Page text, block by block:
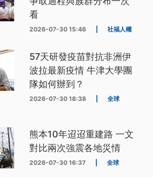
看
2026-07-30 15:46 社福人權
57天研發疫苗對抗非洲伊
波拉最新疫情 牛津大學團
隊如何辦到？
2026-07-30 18:38 全球
熊本10年迢迢重建路 一文
對比兩次強震各地災情
2026-07-30 16:37 全球